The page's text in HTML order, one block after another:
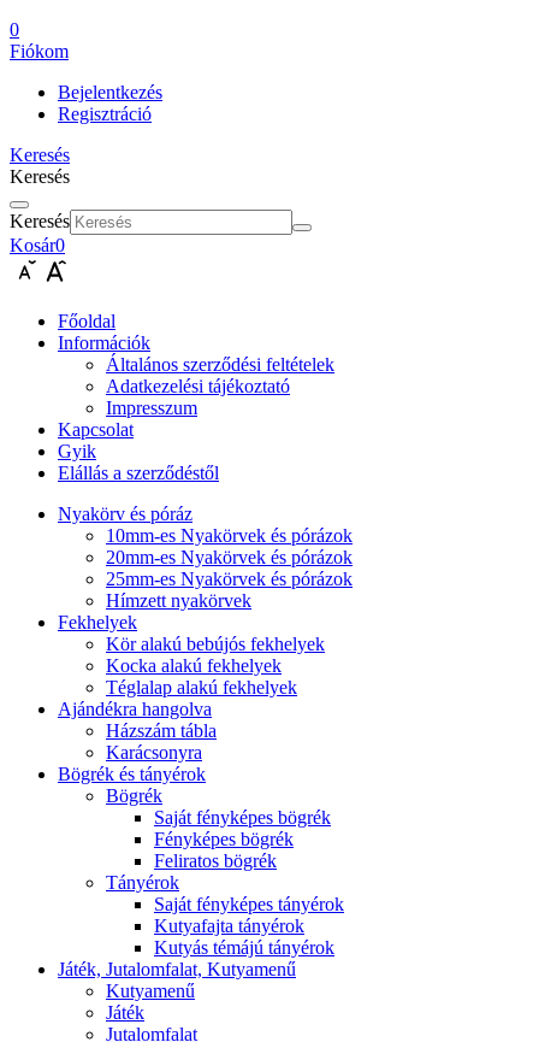
0
Fiókom
Bejelentkezés
Regisztráció
Keresés
Keresés
Keresés
Kosár0
Főoldal
Információk
Általános szerződési feltételek
Adatkezelési tájékoztató
Impresszum
Kapcsolat
Gyik
Elállás a szerződéstől
Nyakörv és póráz
10mm-es Nyakörvek és pórázok
20mm-es Nyakörvek és pórázok
25mm-es Nyakörvek és pórázok
Hímzett nyakörvek
Fekhelyek
Kör alakú bebújós fekhelyek
Kocka alakú fekhelyek
Téglalap alakú fekhelyek
Ajándékra hangolva
Házszám tábla
Karácsonyra
Bögrék és tányérok
Bögrék
Saját fényképes bögrék
Fényképes bögrék
Feliratos bögrék
Tányérok
Saját fényképes tányérok
Kutyafajta tányérok
Kutyás témájú tányérok
Játék, Jutalomfalat, Kutyamenű
Kutyamenű
Játék
Jutalomfalat